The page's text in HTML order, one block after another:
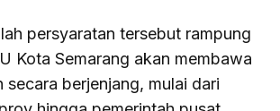
persyaratan tersebut rampung
Kota Semarang akan membawa
secara berjenjang, mulai dari